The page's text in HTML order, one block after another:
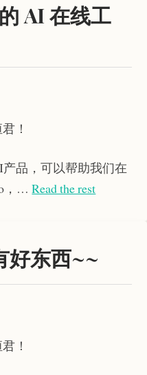
AI 在线工
！
品，可以帮助我们在
，…Read the rest
好东西~~
！